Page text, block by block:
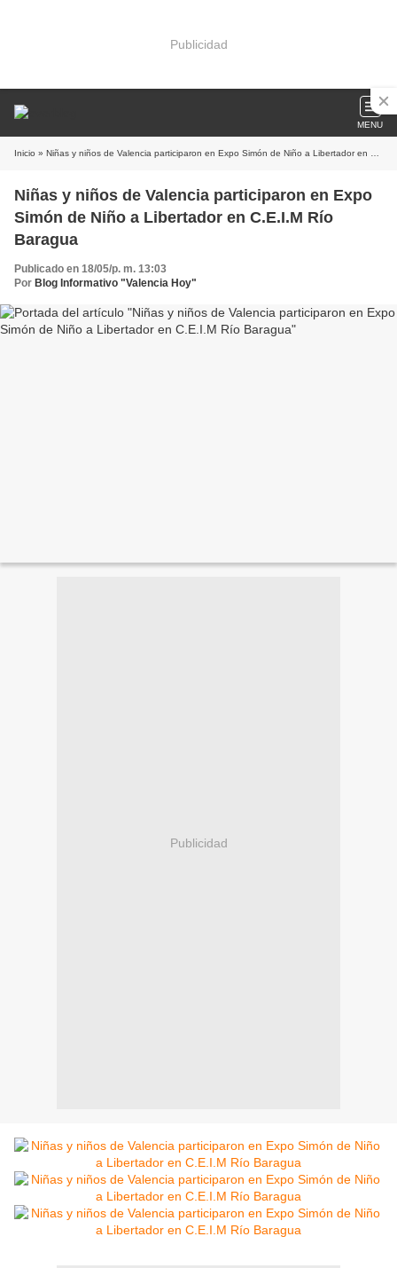
Publicidad
MENU
Inicio » Niñas y niños de Valencia participaron en Expo Simón de Niño a Libertador en C.E.I.M Río Baragua
Niñas y niños de Valencia participaron en Expo
Simón de Niño a Libertador en C.E.I.M Río
Baragua
Publicado en 18/05/p. m. 13:03
Por Blog Informativo "Valencia Hoy"
Publicidad